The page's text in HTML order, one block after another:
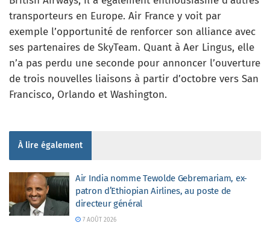
transporteurs en Europe. Air France y voit par
exemple l’opportunité de renforcer son alliance avec
ses partenaires de SkyTeam. Quant à Aer Lingus, elle
n’a pas perdu une seconde pour annoncer l’ouverture
de trois nouvelles liaisons à partir d’octobre vers San
Francisco, Orlando et Washington.
À lire également
Air India nomme Tewolde Gebremariam, ex-
patron d’Ethiopian Airlines, au poste de
directeur général
7 AOÛT 2026